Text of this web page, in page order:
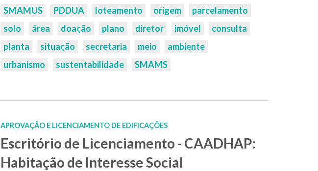
Palavras-
chaves:
SMAMUS PDDUA loteamento origem
parcelamento
solo
área doação plano diretor imóvel
consulta
planta
situação secretaria meio
ambiente
urbanismo
sustentabilidade SMAMS
APROVAÇÃO E LICENCIAMENTO DE EDIFICAÇÕES
Escritório de Licenciamento - CAADHAP:
Habitação de Interesse Social